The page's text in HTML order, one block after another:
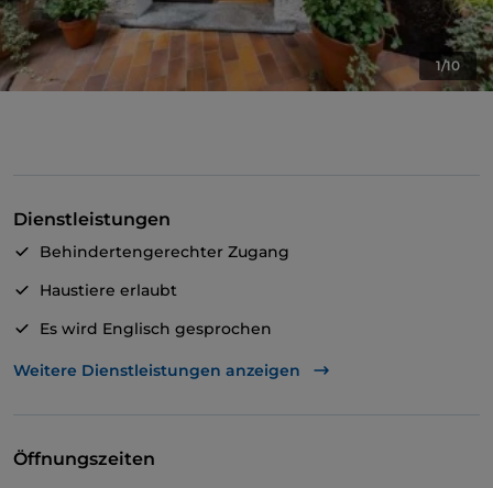
1/10
Dienstleistungen
Behindertengerechter Zugang
Haustiere erlaubt
Es wird Englisch gesprochen
Es wird Französisch gesprochen
Weitere Dienstleistungen anzeigen
Öffnungszeiten